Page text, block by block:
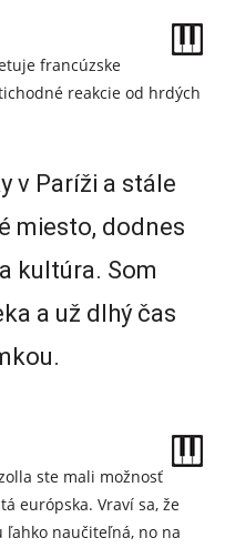
francúzske
reakcie od hrdých
v Paríži a stále
miesto, dodnes
kultúra. Som
a už dlhý čas
ste mali možnosť
európska. Vraví sa, že
naučiteľná, no na